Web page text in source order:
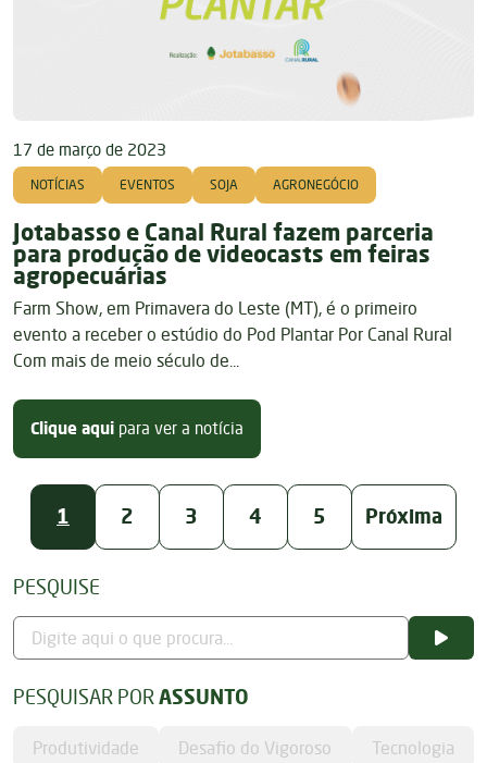
17 de março de 2023
NOTÍCIAS EVENTOS SOJA AGRONEGÓCIO
Jotabasso e Canal Rural fazem parceria
para produção de videocasts em feiras
agropecuárias
Farm Show, em Primavera do Leste (MT), é o primeiro
evento a receber o estúdio do Pod Plantar Por Canal Rural
Com mais de meio século de...
Clique aqui para ver a notícia
1 2 3 4 5 Próxima
PESQUISE
PESQUISAR POR ASSUNTO
Produtividade Desafio do Vigoroso
Tecnologia